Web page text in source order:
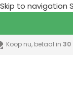
Skip to navigation
Koop nu, betaal in 30